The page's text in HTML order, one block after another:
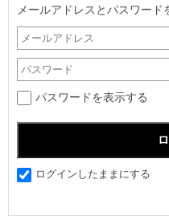
メールアドレスとパスワード
パスワードを表示する
ログインしたままにする